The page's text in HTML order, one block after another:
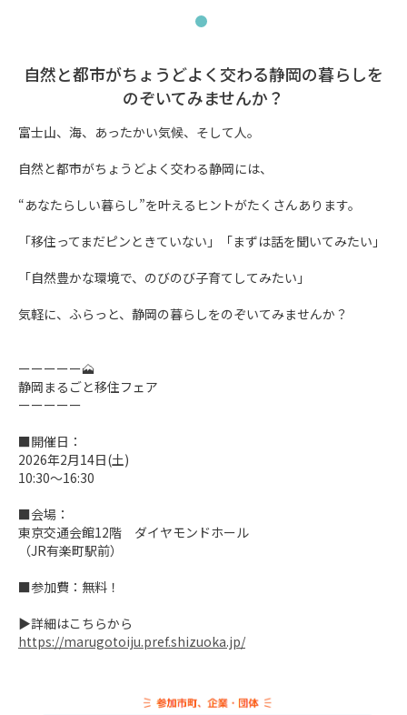
自然と都市がちょうどよく交わる静岡の暮らしを
のぞいてみませんか？
富士山、海、あったかい気候、そして人。
自然と都市がちょうどよく交わる静岡には、
“あなたらしい暮らし”を叶えるヒントがたくさんあります。
「移住ってまだピンときていない」「まずは話を聞いてみたい」
「自然豊かな環境で、のびのび子育てしてみたい」
気軽に、ふらっと、静岡の暮らしをのぞいてみませんか？
ーーーーー🗻
静岡まるごと移住フェア
ーーーーー
■開催日：
2026年2月14日(土)
10:30～16:30
■会場：
東京交通会館12階　ダイヤモンドホール
（JR有楽町駅前）
■参加費：無料！
https://marugotoiju.pref.shizuoka.jp/